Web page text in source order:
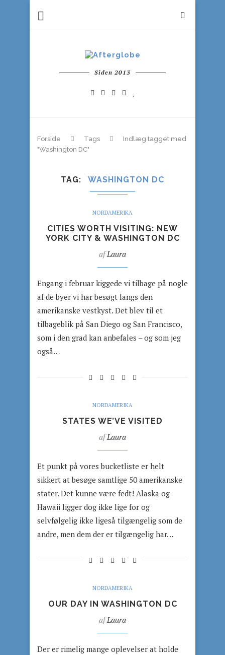
Siden 2013
Forside Tags
Indlæg tagget med
"Washington DC"
TAG WASHINGTON DC
NORDAMERIKA
CITIES WORTH VISITING: NEW
YORK CITY & WASHINGTON DC
afLaura
Engang i februar kiggede vi tilbage på nogle
af de byer vi har besøgt langs den
amerikanske vestkyst. Det blev til et
tilbageblik på San Diego og San Francisco,
som i den grad kan anbefales – og som jeg
også…
NORDAMERIKA
STATES WE’VE VISITED
afLaura
Et punkt på vores bucketliste er helt
sikkert at besøge samtlige 50 amerikanske
stater. Det kunne være fedt! Alaska og
Hawaii ligger dog ikke lige for og
selvfølgelig ikke ligeså tilgængelig som de
andre, men dem der er tilgængelig har…
NORDAMERIKA
OUR DAY IN WASHINGTON DC
afLaura
Der er rimelig mange oplevelser at holde